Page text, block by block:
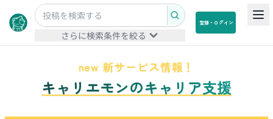
さらに検索条件を絞る
登録・ログイン
new 新サービス情報！
キャリエモンのキャリア支援